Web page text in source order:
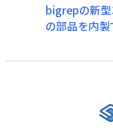
bigrepの新型
の部品を内